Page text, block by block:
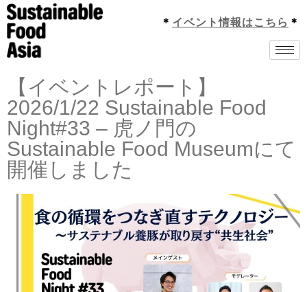
＊ イベント情報はこちら ＊
【イベントレポート】
2026/1/22 Sustainable Food
Night#33 – 虎ノ門の
Sustainable Food Museumにて
開催しました